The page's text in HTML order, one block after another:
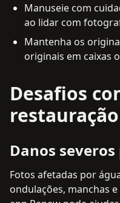
Manuseie com
ao lidar com
Mantenha os
originais em caixas
Desafios
Danos
Fotos afetadas por
ondulações, manchas